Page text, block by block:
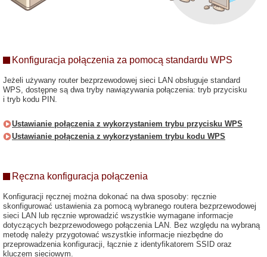
Konfiguracja połączenia za pomocą standardu WPS
Jeżeli używany router bezprzewodowej sieci LAN obsługuje standard
WPS, dostępne są dwa tryby nawiązywania połączenia: tryb przycisku
i tryb kodu PIN.
Ustawianie połączenia z wykorzystaniem trybu przycisku WPS
Ustawianie połączenia z wykorzystaniem trybu kodu WPS
Ręczna konfiguracja połączenia
Konfiguracji ręcznej można dokonać na dwa sposoby: ręcznie
skonfigurować ustawienia za pomocą wybranego routera bezprzewodowej
sieci LAN lub ręcznie wprowadzić wszystkie wymagane informacje
dotyczących bezprzewodowego połączenia LAN. Bez względu na wybraną
metodę należy przygotować wszystkie informacje niezbędne do
przeprowadzenia konfiguracji, łącznie z identyfikatorem SSID oraz
kluczem sieciowym.